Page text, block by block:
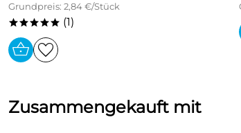
Grundpreis: 2,84 €/Stück
***** (1)
Zusammengekauft mit